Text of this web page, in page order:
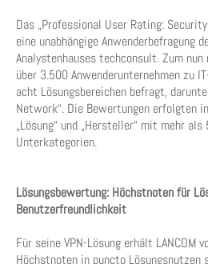
Das „Professional User Rating:
eine unabhängige Anwenderbefragung
Analystenhauses techconsult. Zum
über 3.500 Anwenderunternehmen zu
acht Lösungsbereichen befragt,
Network“. Die Bewertungen erfolgten
„Lösung“ und „Hersteller“ mit mehr
Unterkategorien.
Lösungsbewertung: Höchstnoten für
Benutzerfreundlichkeit
Für seine VPN-Lösung erhält LANCOM
Höchstnoten in puncto Lösungsnutzen